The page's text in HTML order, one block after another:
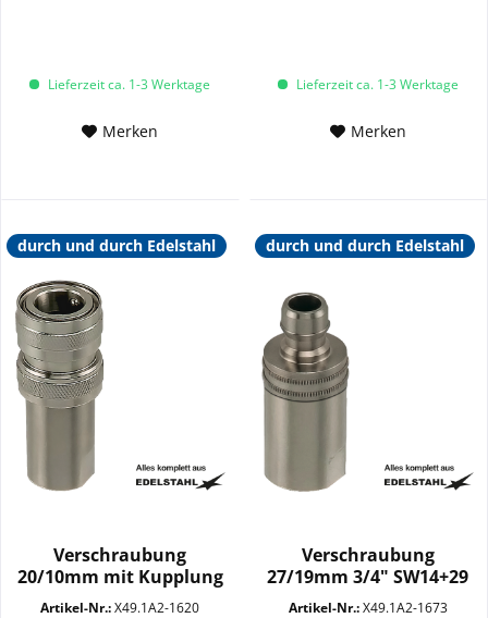
Lieferzeit ca. 1-3 Werktage
Merken
Lieferzeit ca. 1-3 Werktage
Merken
durch und durch Edelstahl
Verschraubung
20/10mm mit Kupplung
SW12+22 VA
Artikel-Nr.:X49.1A2-1620
durch und durch Edelstahl
Verschraubung
27/19mm 3/4" SW14+29
mit Stecker VA
Artikel-Nr.:X49.1A2-1673